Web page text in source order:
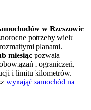
w Rzeszowie
potrzeby wielu
planami.
miesiąc pozwala
i ograniczeń,
i limitu kilometrów.
wynająć samochód na